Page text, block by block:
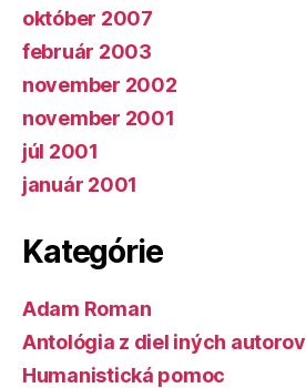
október 2007
február 2003
november 2002
november 2001
júl 2001
január 2001
Kategórie
Adam Roman
Antológia z diel iných autorov
Humanistická pomoc